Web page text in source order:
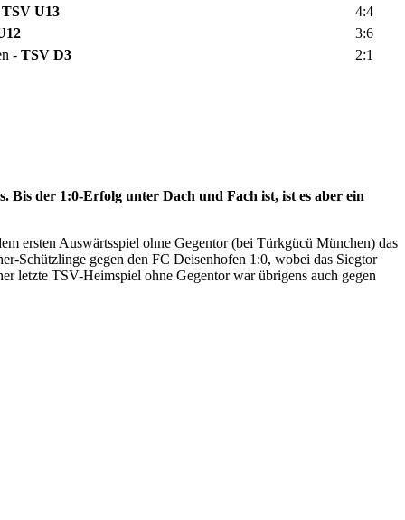
U13
4:4
3:6
- TSV D3 2:1
Bis der 1:0-Erfolg unter Dach und Fach ist, ist es aber ein
ersten Auswärtsspiel ohne Gegentor (bei Türkgücü München) das
Schützlinge gegen den FC Deisenhofen 1:0, wobei das Siegtor
letzte TSV-Heimspiel ohne Gegentor war übrigens auch gegen